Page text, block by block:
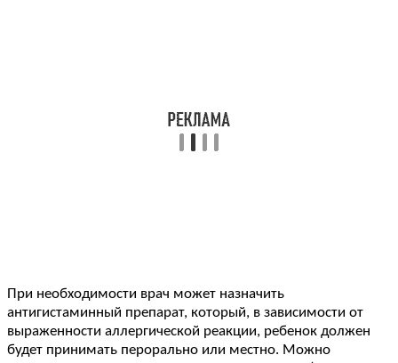
При необходимости врач может назначить
антигистаминный препарат, который, в зависимости от
выраженности аллергической реакции, ребенок должен
будет принимать перорально или местно. Можно